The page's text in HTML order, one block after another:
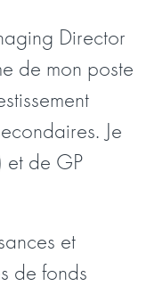
Director
de mon poste
Je
et de GP
et
de fonds